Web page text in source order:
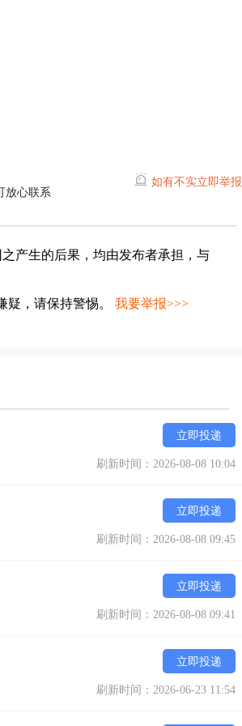
放心联系
如有不实立即举报
产生的后果，均由发布者承担，与
疑，请保持警惕。 我要举报>>>
立即投递
刷新时间：2026-08-08 10:04
立即投递
刷新时间：2026-08-08 09:45
立即投递
刷新时间：2026-08-08 09:41
立即投递
刷新时间：2026-06-23 11:54